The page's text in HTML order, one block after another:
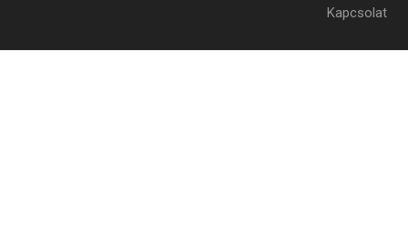
Kapcsolat